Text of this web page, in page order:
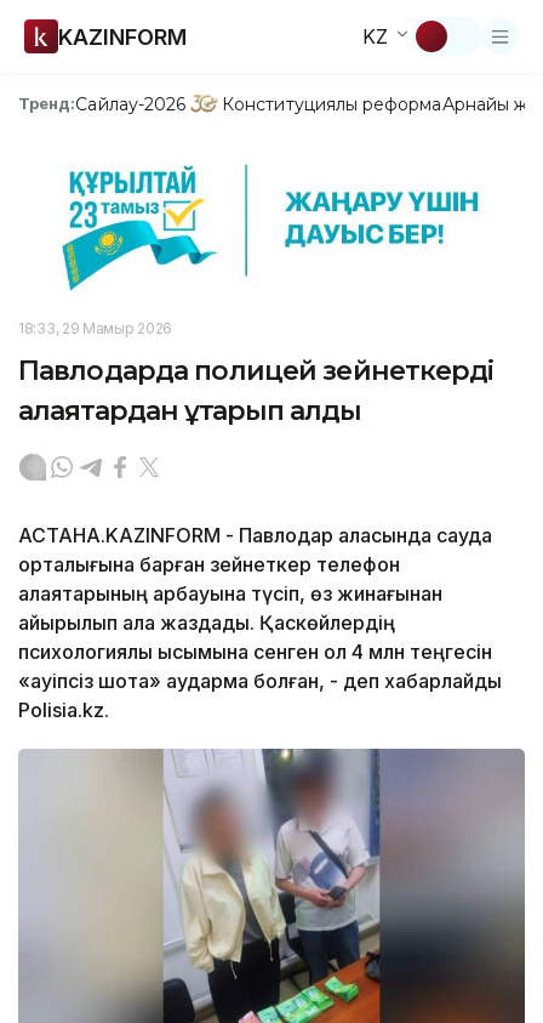
KAZINFORM KZ
Тренд:Сайлау-2026 Конституциялық реформаАрнайы
18:33, 29 Мамыр 2026
Павлодарда полицей зейнеткерді
алаяқтардан құтқарып қалды
АСТАНА.KAZINFORM - Павлодар қаласында сауда
орталығына барған зейнеткер телефон
алаяқтарының арбауына түсіп, өз жинағынан
айырылып қала жаздады. Қаскөйлердің
психологиялық қысымына сенген ол 4 млн теңгесін
«қауіпсіз шотқа» аудармақ болған, - деп хабарлайды
Polisia.kz.